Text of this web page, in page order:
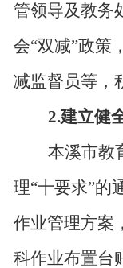
管领导及教务
会“双减”政策
减监督员等，
2.建立健
本溪市教
理“十要求”的
作业管理方案
科作业布置台